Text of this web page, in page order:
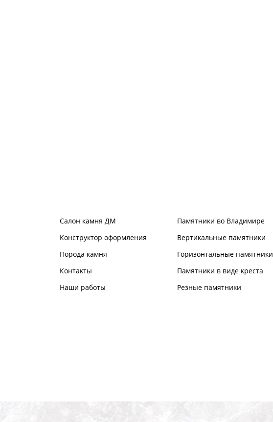
Салон камня ДМ
Конструктор оформления
Порода камня
Контакты
Наши работы
Памятники во Владимире
Вертикальные памятники
Горизонтальные памятники
Памятники в виде креста
Резные памятники